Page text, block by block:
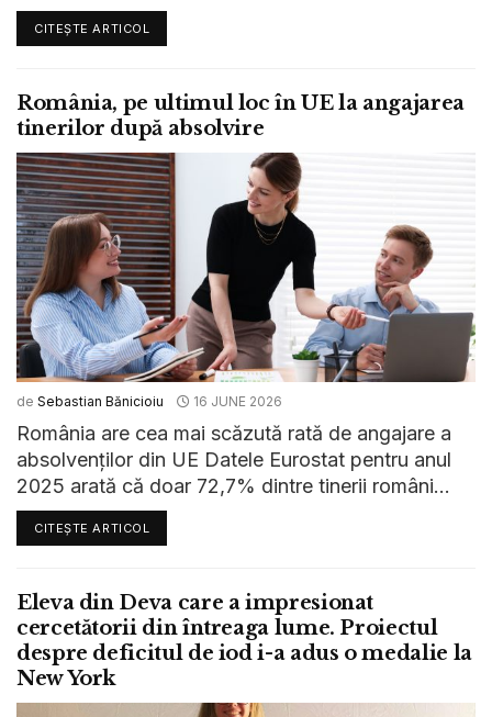
CITEȘTE ARTICOL
România, pe ultimul loc în UE la angajarea
tinerilor după absolvire
de Sebastian Bănicioiu 16 JUNE 2026
România are cea mai scăzută rată de angajare a
absolvenților din UE Datele Eurostat pentru anul
2025 arată că doar 72,7% dintre tinerii români...
CITEȘTE ARTICOL
Eleva din Deva care a impresionat
cercetătorii din întreaga lume. Proiectul
despre deficitul de iod i-a adus o medalie la
New York